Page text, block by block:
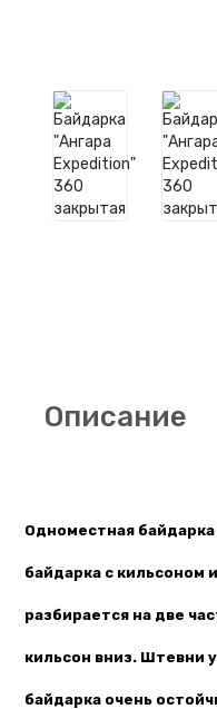
Описание
Одноместная
байдарка с кильсоном
разбирается на две
кильсон вниз. Штевни
байдарка очень